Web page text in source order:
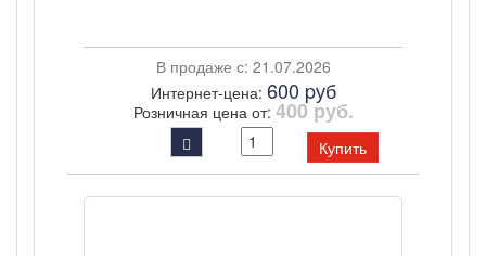
В продаже с: 21.07.2026
Интернет-цена: 600 pуб
Розничная цена от: 400 руб.
Купить